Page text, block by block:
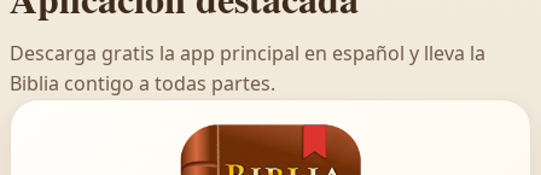
Descarga gratis la app principal en español y lleva la
Biblia contigo a todas partes.